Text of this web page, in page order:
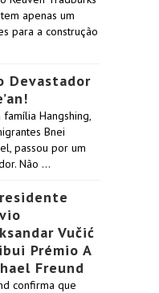
apenas um
para a construção
Devastador
família Hangshing,
Bnei
passou por um
Não …
Vučić
Prémio A
Freund
confirma que